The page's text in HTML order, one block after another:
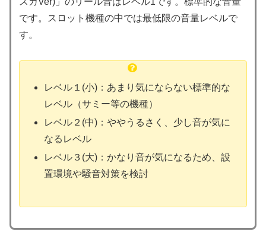
です。スロット機種の中では最低限の音量レベルで
す。
レベル１(小)：あまり気にならない標準的な
レベル（サミー等の機種）
レベル２(中)：ややうるさく、少し音が気に
なるレベル
レベル３(大)：かなり音が気になるため、設
置環境や騒音対策を検討